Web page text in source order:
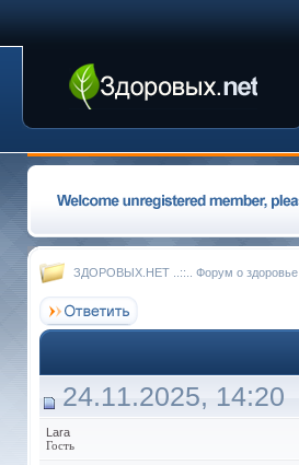
ЗДОРОВЫХ.НЕТ ..::.. Форум о здоровье
24.11.2025, 14:20
Lara
Гость